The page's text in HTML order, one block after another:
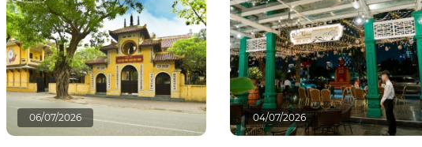
06/07/2026 04/07/2026